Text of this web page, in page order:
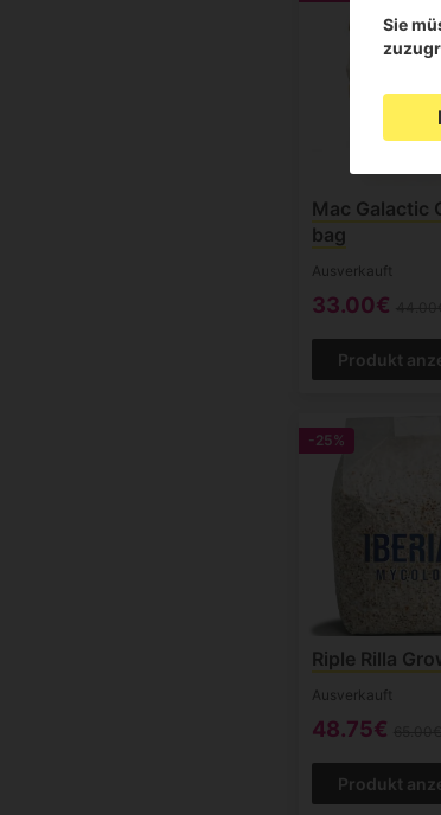
Mac Galactic
bag
Ausverkauft
33.00€
Produkt
-25%
Riple Rilla
Ausverkauft
48.75€
Produkt
Sie